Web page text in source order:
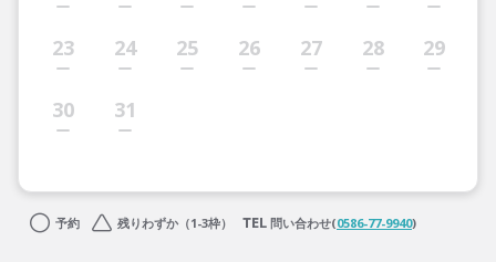
23 24 25 26 27 28 29
30 31
予約 残りわずか（1-3枠） 問い合わせ(0586-77-9940)